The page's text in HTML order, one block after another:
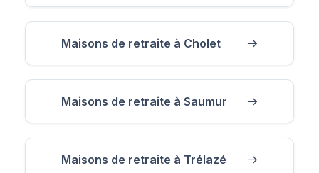
Maisons de retraite à Cholet
Maisons de retraite à Saumur
Maisons de retraite à Trélazé